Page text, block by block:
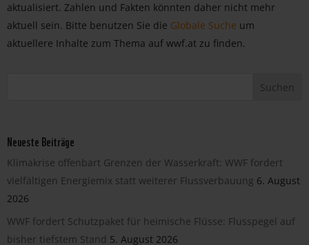
aktualisiert. Zahlen und Fakten könnten daher nicht mehr
aktuell sein. Bitte benutzen Sie die Globale Suche um
aktuellere Inhalte zum Thema auf wwf.at zu finden.
Neueste Beiträge
Klimakrise offenbart Grenzen der Wasserkraft: WWF fordert
vielfältigen Energiemix statt weiterer Flussverbauung 6. August
2026
WWF fordert Schutzpaket für heimische Flüsse: Flusspegel auf
bisher tiefstem Stand 5. August 2026